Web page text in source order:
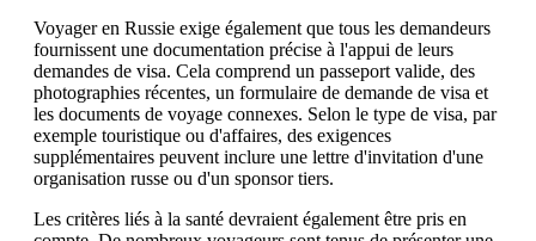
Voyager en Russie exige également que tous les demandeurs
fournissent une documentation précise à l'appui de leurs
demandes de visa. Cela comprend un passeport valide, des
photographies récentes, un formulaire de demande de visa et
les documents de voyage connexes. Selon le type de visa, par
exemple touristique ou d'affaires, des exigences
supplémentaires peuvent inclure une lettre d'invitation d'une
organisation russe ou d'un sponsor tiers.
Les critères liés à la santé devraient également être pris en